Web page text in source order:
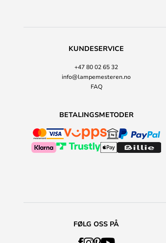
KUNDESERVICE
+47 80 02 65 32
info@lampemesteren.no
FAQ
BETALINGSMETODER
FØLG OSS PÅ